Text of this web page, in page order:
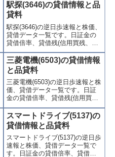
駅探(3646)の貸借情報と品
貸料
駅探(3646)の逆日歩速報と株価、
貸借データ一覧です。日証金の
貸借倍率、貸借残(信用買残、信
用売残)、品貸料(逆日歩)、東証
の週末残高、規制(注意喚起・申
込停止)など、空売り関連情報を
集計し、図解でわかりやすくま
とめて掲載しています。
三菱電機(6503)の貸借情報
と品貸料
三菱電機(6503)の逆日歩速報と株
価、貸借データ一覧です。日証
金の貸借倍率、貸借残(信用買
残、信用売残)、品貸料(逆日
歩)、東証の週末残高、規制(注意
喚起・申込停止)など、空売り関
連情報を集計し、図解でわかり
やすくまとめて掲載していま
す。
スマートドライブ(5137)の
貸借情報と品貸料
スマートドライブ(5137)の逆日歩
速報と株価、貸借データ一覧で
す。日証金の貸借倍率、貸借残